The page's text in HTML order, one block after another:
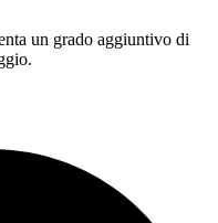
un grado aggiuntivo di